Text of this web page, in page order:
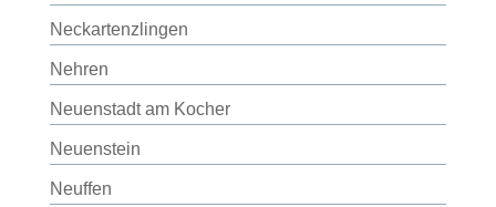
Neckartenzlingen
Nehren
Neuenstadt am Kocher
Neuenstein
Neuffen